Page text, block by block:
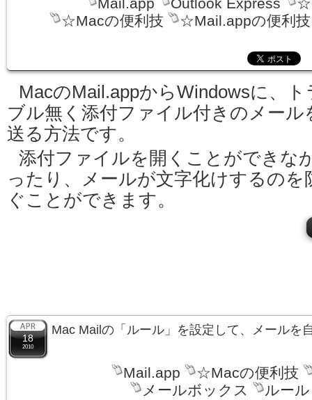
☆Macの便利技
☆Mail.appの便利技
MacのMail.appからWindowsに、ト
ブル無く添付ファイル付きのメール
送る方法です。
添付ファイルを開くことができな
ったり、メールが文字化けするのを
ぐことができます。
18
2010
Mac Mailの「ルール」を設定して、メールを
Mail.app
☆Macの便利技
メールボックス
ルール